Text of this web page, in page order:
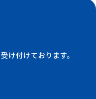
け付けております。